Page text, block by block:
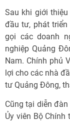
Sau khi giới
đầu tư, phát
gọi các doanh
nghiệp Quảng
Nam. Chính phủ
lợi cho các nhà
tư Quảng Đông,
Cũng tại diễn
Ủy viên Bộ